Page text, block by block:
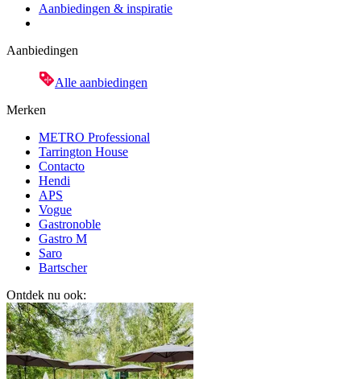
Aanbiedingen & inspiratie
Aanbiedingen
Alle aanbiedingen
Merken
METRO Professional
Tarrington House
Contacto
Hendi
APS
Vogue
Gastronoble
Gastro M
Saro
Bartscher
Ontdek nu ook: